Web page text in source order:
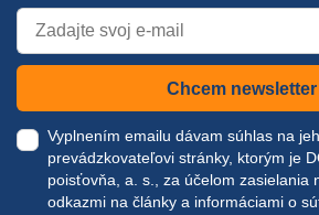
Chcem newsletter
Vyplnením emailu dávam súhlas na
prevádzkovateľovi stránky, ktorým je
poisťovňa, a. s., za účelom zasielania
odkazmi na články a informáciami o